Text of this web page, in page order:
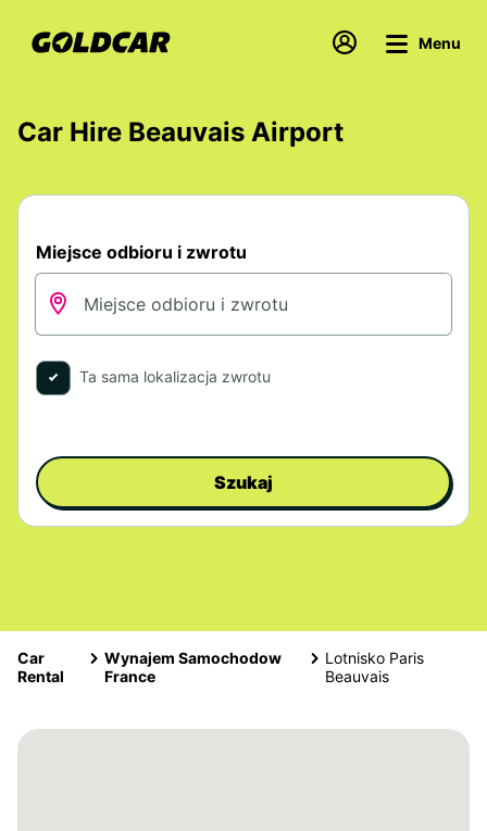
Menu
Car Hire Beauvais Airport
Miejsce odbioru i zwrotu
Ta sama lokalizacja zwrotu
Szukaj
Car
Rental
Wynajem Samochodow
France
Lotnisko Paris
Beauvais